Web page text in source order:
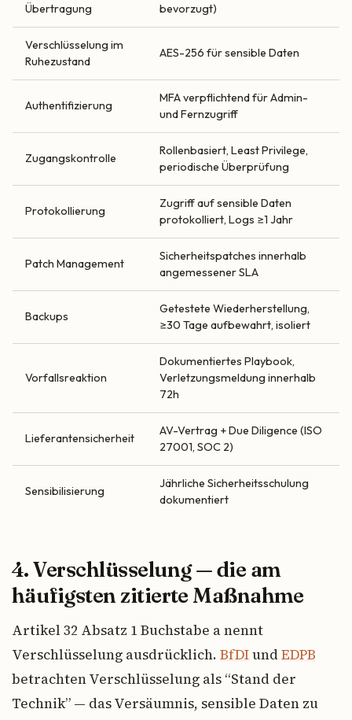
Übertragung
bevorzugt)
Verschlüsselung im
Ruhezustand
AES-256 für sensible Daten
Authentifizierung
MFA verpflichtend für Admin-
und Fernzugriff
Zugangskontrolle
Rollenbasiert, Least Privilege,
periodische Überprüfung
Protokollierung
Zugriff auf sensible Daten
protokolliert, Logs ≥1 Jahr
Patch Management
Sicherheitspatches innerhalb
angemessener SLA
Backups
Getestete Wiederherstellung,
≥30 Tage aufbewahrt, isoliert
Vorfallsreaktion
Dokumentiertes Playbook,
Verletzungsmeldung innerhalb
72h
Lieferantensicherheit
AV-Vertrag + Due Diligence (ISO
27001, SOC 2)
Sensibilisierung
Jährliche Sicherheitsschulung
dokumentiert
4. Verschlüsselung — die am
häufigsten zitierte Maßnahme
Artikel 32 Absatz 1 Buchstabe a nennt
Verschlüsselung ausdrücklich. BfDIund EDPB
betrachten Verschlüsselung als “Stand der
Technik” — das Versäumnis, sensible Daten zu